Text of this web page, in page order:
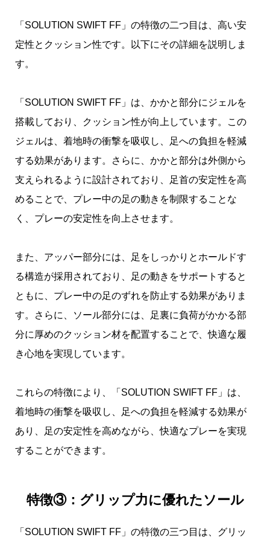
「SOLUTION SWIFT FF」の特徴の二つ目は、高い安
定性とクッション性です。以下にその詳細を説明しま
す。
「SOLUTION SWIFT FF」は、かかと部分にジェルを
搭載しており、クッション性が向上しています。この
ジェルは、着地時の衝撃を吸収し、足への負担を軽減
する効果があります。さらに、かかと部分は外側から
支えられるように設計されており、足首の安定性を高
めることで、プレー中の足の動きを制限することな
く、プレーの安定性を向上させます。
また、アッパー部分には、足をしっかりとホールドす
る構造が採用されており、足の動きをサポートすると
ともに、プレー中の足のずれを防止する効果がありま
す。さらに、ソール部分には、足裏に負荷がかかる部
分に厚めのクッション材を配置することで、快適な履
き心地を実現しています。
これらの特徴により、「SOLUTION SWIFT FF」は、
着地時の衝撃を吸収し、足への負担を軽減する効果が
あり、足の安定性を高めながら、快適なプレーを実現
することができます。
特徴③：グリップ力に優れたソール
「SOLUTION SWIFT FF」の特徴の三つ目は、グリッ